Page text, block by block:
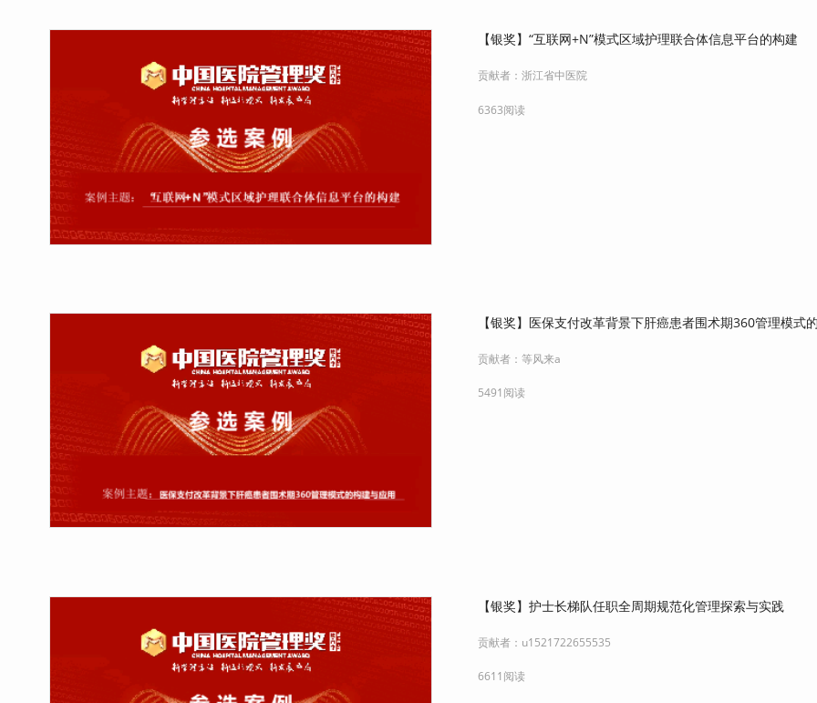
【银奖】“互联网+N”模式区域护理联合体信息平台的构建
贡献者：浙江省中医院
6363阅读
【银奖】医保支付改革背景下肝癌患者围术期360管理模式
贡献者：等风来a
5491阅读
【银奖】护士长梯队任职全周期规范化管理探索与实践
贡献者： u1521722655535
6611阅读